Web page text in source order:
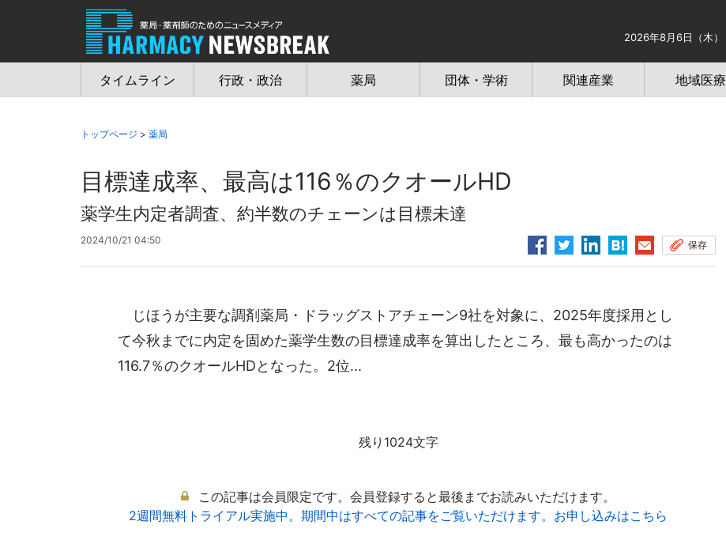
2026年8月6日（木）
タイムライン 行政・政治 薬局 団体・学術 関連産業 地域医療
トップページ > 薬局
目標達成率、最高は116％のクオールHD
薬学生内定者調査、約半数のチェーンは目標未達
2024/10/21 04:50 保存
じほうが主要な調剤薬局・ドラッグストアチェーン9社を対象に、2025年度採用とし
て今秋までに内定を固めた薬学生数の目標達成率を算出したところ、最も高かったのは
116.7％のクオールHDとなった。2位...
残り1024文字
この記事は会員限定です。会員登録すると最後までお読みいただけます。
2週間無料トライアル実施中。期間中はすべての記事をご覧いただけます。お申し込みはこちら